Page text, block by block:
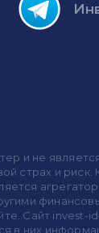
и не
страх и риск.
Сайт invest-
в них